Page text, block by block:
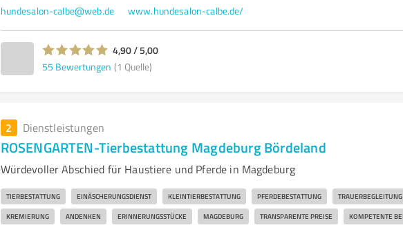
hundesalon-calbe@web.de www.hundesalon-calbe.de/
4,90 / 5,00
55 Bewertungen (1 Quelle)
2 Dienstleistungen
ROSENGARTEN-Tierbestattung Magdeburg Bördeland
Würdevoller Abschied für Haustiere und Pferde in Magdeburg
TIERBESTATTUNG EINÄSCHERUNGSDIENST KLEINTIERBESTATTUNG PFERDEBESTATTUNG TRAUERBEGLEITUNG
KREMIERUNG ANDENKEN ERINNERUNGSSTÜCKE MAGDEBURG TRANSPARENTE PREISE KOMPETENTE